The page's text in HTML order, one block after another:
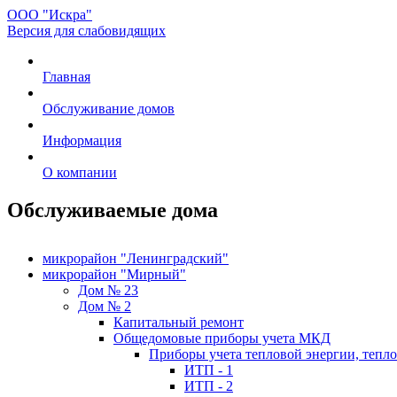
ООО "Искра"
Версия для слабовидящих
Главная
Обслуживание домов
Информация
О компании
Обслуживаемые дома
микрорайон "Ленинградский"
микрорайон "Мирный"
Дом № 23
Дом № 2
Капитальный ремонт
Общедомовые приборы учета МКД
Приборы учета тепловой энергии,
ИТП - 1
ИТП - 2